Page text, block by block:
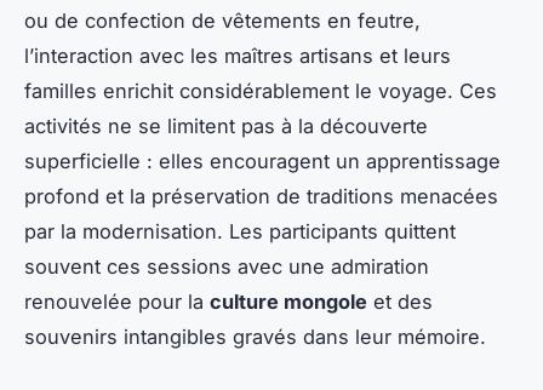
ou de confection de vêtements en feutre,
l’interaction avec les maîtres artisans et leurs
familles enrichit considérablement le voyage. Ces
activités ne se limitent pas à la découverte
superficielle : elles encouragent un apprentissage
profond et la préservation de traditions menacées
par la modernisation. Les participants quittent
souvent ces sessions avec une admiration
renouvelée pour la culture mongole et des
souvenirs intangibles gravés dans leur mémoire.